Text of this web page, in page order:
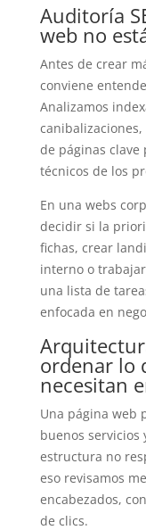
Auditoría
web no
Antes de crear
conviene
Analizamos
de páginas clave
técnicos de los
En una webs
decidir si la
fichas, crear
interno o
una lista de
enfocada en
ordenar lo
necesitan
Una página web
buenos servicios
estructura no
eso revisamos
encabezados,
de clics.